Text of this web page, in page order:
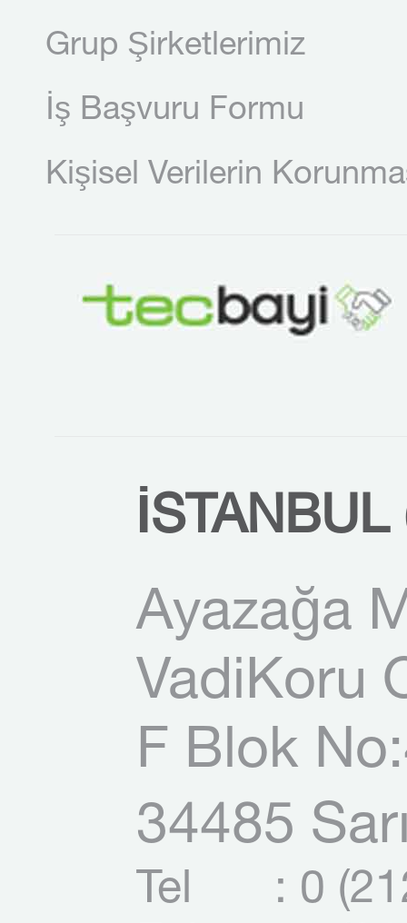
Grup Şirketlerimiz
İş Başvuru Formu
Kişisel Verilerin
İSTANBUL
Ayazağa
VadiKoru
F Blok
34485
Tel
: 0